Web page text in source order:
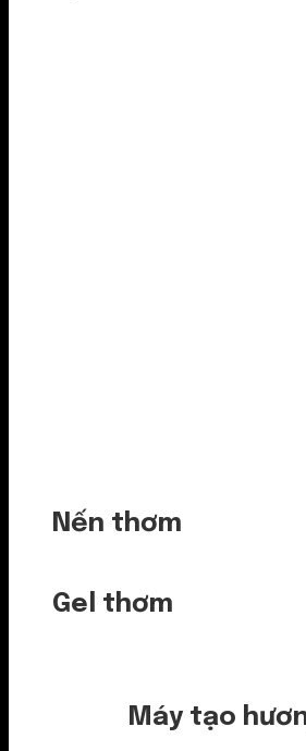
Nến thơm
Gel thơm
Máy tạo